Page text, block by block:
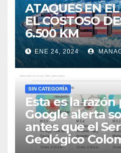
ATAQUES EN
EL COSTOSO
6.500 KM
ENE 24, 2024
SIN CATEGORÍA
Esta es la
Google alerta
antes que el
Geológico